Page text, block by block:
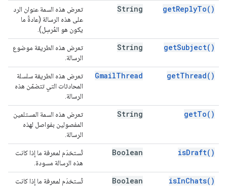
getReplyTo( )
String
تعرض هذه السمة عنوان الرد
على هذه الرسالة (عادةً ما
يكون هو المُرسِل).
getSubject( )
String
تعرض هذه الطريقة موضوع
الرسالة.
getThread( )
GmailThread
تعرض هذه الطريقة سلسلة
المحادثات التي تتضمّن هذه
الرسالة.
getTo( )
String
تعرض هذه السمة المستلمين
المفصولين بفواصل لهذه
الرسالة.
isDraft( )
Boolean
تُستخدَم لمعرفة ما إذا كانت
هذه الرسالة مسودة.
isInChats( )
Boolean
تُستخدَم لمعرفة ما إذا كانت